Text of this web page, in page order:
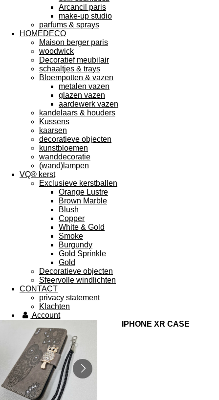
Arcancil paris
make-up studio
parfums & sprays
HOMEDECO
Maison berger paris
woodwick
Decoratief meubilair
schaaltjes & trays
Bloempotten & vazen
metalen vazen
glazen vazen
aardewerk vazen
kandelaars & houders
Kussens
kaarsen
decoratieve objecten
kunstbloemen
wanddecoratie
(wand)lampen
VQ® kerst
Exclusieve kerstballen
Orange Lustre
Brown Marble
Blush
Copper
White & Gold
Smoke
Burgundy
Gold Sprinkle
Gold
Decoratieve objecten
Sfeervolle windlichten
CONTACT
privacy statement
Klachten
Account
IPHONE XR CASE